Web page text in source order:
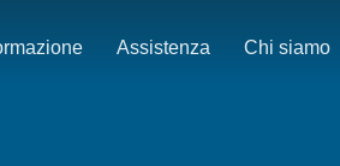
Assistenza Chi siamo